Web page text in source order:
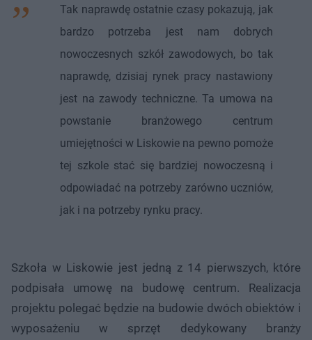
Tak naprawdę ostatnie czasy pokazują, jak
bardzo potrzeba jest nam dobrych
nowoczesnych szkół zawodowych, bo tak
naprawdę, dzisiaj rynek pracy nastawiony
jest na zawody techniczne. Ta umowa na
powstanie branżowego centrum
umiejętności w Liskowie na pewno pomoże
tej szkole stać się bardziej nowoczesną i
odpowiadać na potrzeby zarówno uczniów,
jak i na potrzeby rynku pracy.
Szkoła w Liskowie jest jedną z 14 pierwszych, które
podpisała umowę na budowę centrum. Realizacja
projektu polegać będzie na budowie dwóch obiektów i
wyposażeniu w sprzęt dedykowany branży